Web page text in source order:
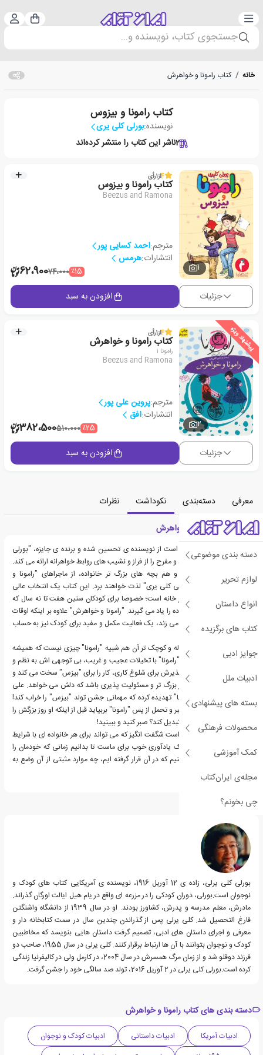
دسته‌بندی سبد
جستجوی کتاب، نویسنده و...
دسته بندی موضوعی
لوازم تحریر
انواع داستان
کتاب های برگزیده
جوایز ادبی
ادبیات ملل
بسته های پیشنهادی
محصولات فرهنگی
کمک آموزشی
مجله‌ی ایران‌کتاب
چی بخونم؟
خانه / کتاب رامونا و خواهرش
کتاب رامونا و بیزوس
نویسنده:بورلی کلی یری
2ناشر این کتاب را منتشر کرده‌اند
1
4از1رأی
کتاب رامونا و بیزوس
Beezus and Ramona
مترجم:احمد کسایی پور
انتشارات:هرمس
٪1574،00062،900
جزئیات افزودن به سبد
پیشنهاد ویژه
2
4از1رأی
کتاب رامونا و خواهرش
رامونا 1
Beezus and Ramona
مترجم:پروین علی پور
انتشارات:افق
٪25510،000382،500
جزئیات افزودن به سبد
معرفی دسته‌بندی نکوداشت
نظرات
معرفی کتاب رامونا و خواهرش
"رامونا و خواهرش" اثری است از نویسنده ی تحسین شده و برنده ی جایزه، "بورلی
کلی یری" که تصویری شاد و مفرح را از فراز و نشیب های روابط خواهرانه ارائه می کند.
هم بچه های کوچک تر و هم بچه های بزرگ تر خانواده، از ماجراهای "رامونا و
خواهرش" نوشته ی "بورلی کلی یری" لذت خواهند برد. این کتاب یک انتخاب عالی
برای آموزش به کودکان در خانه است؛ خصوصا برای کودکان سنین هفت تا نه سال که
مطالعه ی مستقل از خانواده را یاد می گیرند. "رامونا و خواهرش" علاوه بر اینکه اوقات
مفرحی برای فرزندتان رقم می زند، یک فعالیت مکمل و مفید برای کودک نیز به حساب
می آید.
داشتن یک خواهر چهارساله و کوچک تر آن هم شبیه "رامونا" چیزی نیست که همیشه
برای "بیزس" آسان باشد. "رامونا" با تخیلات عجیب و غریب، بی توجهی اش به نظم و
ترتیب و اشتهای سیری ناپذیرش برای شلوغ کاری، کار را برای "بیزس" سخت می کند و
نمی گذارد او همان خواهر بزرگ تر و مسئولیت پذیری باشد که دلش می خواهد. علی
الخصوص زمانی که "رامونا" تهدیده کرده که مهمانی جشن تولد "بیزس" را خراب کند!
آیا "بیزس" می تواند با صبر و تحمل از پس "رامونا" بربیاید قبل از اینکه او روز بزرگش را
به یک فاجعه ی تمام عیار تبدیل کند؟ صبر کنید و ببینید!
"رامونا و خواهرش" اثری است شگفت انگیز که می تواند برای هر خانواده ای با شرایط
مشابه مثمر ثمر باشد و یک یادآوری خوب برای ماست تا بدانیم زمانی که خودمان را
کاملا وقف شرایطی می کنیم که در آن قرار گرفته ایم، چه موارد مثبتی از آن وضع به
دست می آید.
درباره بورلی کلی یری
بورلی کلی یرلی، زاده ی 12 آوریل 1916، نویسنده ی آمریکایی کتاب های کودک و
نوجوان است.بورلی، دوران کودکی را در مزرعه ای واقع در یام هیل ایالت اورگان گذراند.
مادرش، معلم مدرسه و پدرش، کشاورز بودند. او در سال 1939 از دانشگاه واشنگتن
فارغ التحصیل شد. کلی یرلی پس از گذراندن چندین سال در سمت کتابخانه دار و
معرفی و اجرای داستان های ادبی، تصمیم گرفت داستان هایی بنویسد که مخاطبین
کودک و نوجوان بتوانند با آن ها ارتباط برقرار کنند. کلی یرلی در سال 1955، صاحب دو
فرزند دوقلو شد و از زمان مرگ همسرش در سال 2004، در کارمل ولی در کالیفرنیا زندگی
کرده است.بورلی کلی یرلی در 2 آوریل 2016، تولد صد سالگی خود را جشن گرفت.
دسته بندی های کتاب رامونا و خواهرش
ادبیات آمریکا ادبیات داستانی
ادبیات کودک و نوجوان